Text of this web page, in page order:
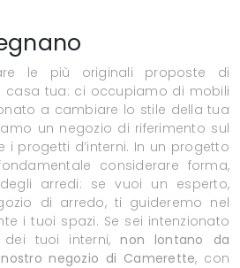
le più originali proposte di
casa tua: ci occupiamo di mobili
a cambiare lo stile della tua
un negozio di riferimento sul
i progetti d’interni. In un progetto
considerare forma,
arredi: se vuoi un esperto,
di arredo, ti guideremo nel
i tuoi spazi. Se sei intenzionato
dei tuoi interni,non lontano da
negozio di Camerette, con